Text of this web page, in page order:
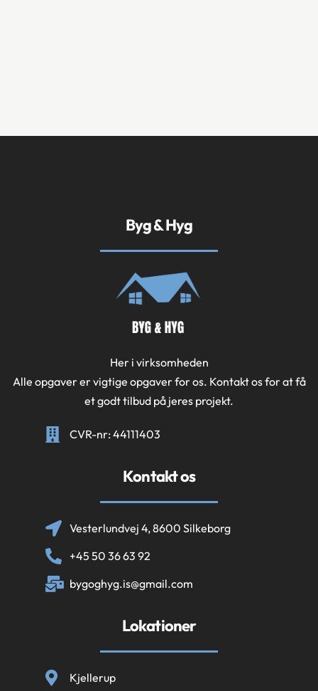
Byg & Hyg
Her i virksomheden
Alle opgaver er vigtige opgaver for os. Kontakt os for at få
et godt tilbud på jeres projekt.
CVR-nr: 44111403
Kontakt os
Vesterlundvej 4, 8600 Silkeborg
+45 50 36 63 92
bygoghyg.is@gmail.com
Lokationer
Kjellerup